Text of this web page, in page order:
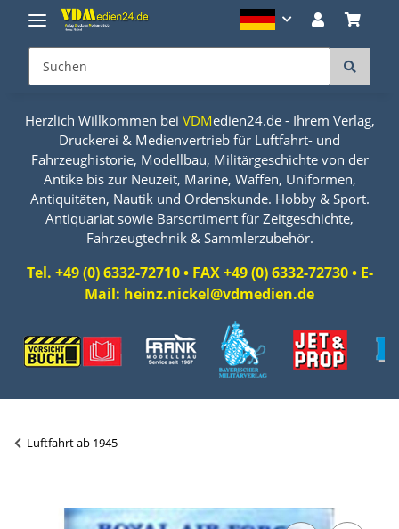
Herzlich Willkommen bei VDMedien24.de - Ihrem Verlag,
Druckerei & Medienvertrieb für Luftfahrt- und
Fahrzeughistorie, Modellbau, Militärgeschichte von der
Antike bis zur Neuzeit, Marine, Waffen, Uniformen,
Antiquitäten, Nautik und Ordenskunde. Hobby & Sport.
Antiquariat sowie Barsortiment für Zeitgeschichte,
Fahrzeugtechnik & Sammlerzubehör.
Tel. +49 (0) 6332-72710 • FAX +49 (0) 6332-72730 • E-
Mail: heinz.nickel@vdmedien.de
Luftfahrt ab 1945